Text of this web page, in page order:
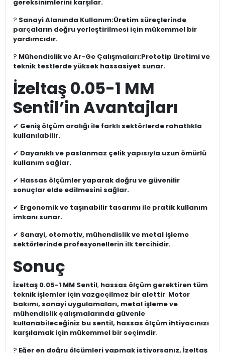
gereksinimlerini karşılar.
? Sanayi Alanında Kullanım:Üretim süreçlerinde
parçaların doğru yerleştirilmesi için mükemmel bir
yardımcıdır.
? Mühendislik ve Ar-Ge Çalışmaları:Prototip üretimi ve
teknik testlerde yüksek hassasiyet sunar.
İzeltaş 0.05-1 MM
Sentil’in Avantajları
✔ Geniş ölçüm aralığı ile farklı sektörlerde rahatlıkla
kullanılabilir.
✔ Dayanıklı ve paslanmaz çelik yapısıyla uzun ömürlü
kullanım sağlar.
✔ Hassas ölçümler yaparak doğru ve güvenilir
sonuçlar elde edilmesini sağlar.
✔ Ergonomik ve taşınabilir tasarımı ile pratik kullanım
imkanı sunar.
✔ Sanayi, otomotiv, mühendislik ve metal işleme
sektörlerinde profesyonellerin ilk tercihidir.
Sonuç
İzeltaş 0.05-1 MM Sentil, hassas ölçüm gerektiren tüm
teknik işlemler için vazgeçilmez bir alettir. Motor
bakımı, sanayi uygulamaları, metal işleme ve
mühendislik çalışmalarında güvenle
kullanabileceğiniz bu sentil, hassas ölçüm ihtiyacınızı
karşılamak için mükemmel bir seçimdir.
? Eğer en doğru ölçümleri yapmak istiyorsanız, İzeltaş